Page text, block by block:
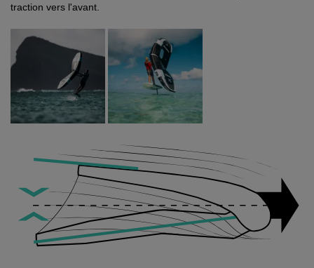
traction vers l'avant.